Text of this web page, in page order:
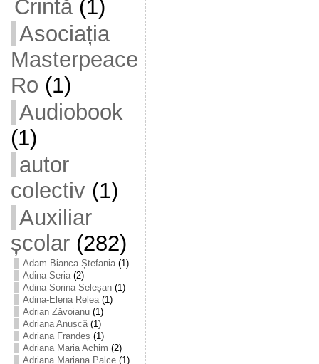
Crintă(1)
Asociația
Masterpeace
Ro (1)
Audiobook
(1)
autor
colectiv(1)
Auxiliar
școlar(282)
Adam Bianca Ștefania(1)
Adina Seria(2)
Adina Sorina Seleșan(1)
Adina-Elena Relea(1)
Adrian Zăvoianu(1)
Adriana Anușcă(1)
Adriana Frandeș (1)
Adriana Maria Achim (2)
Adriana Mariana Palce(1)